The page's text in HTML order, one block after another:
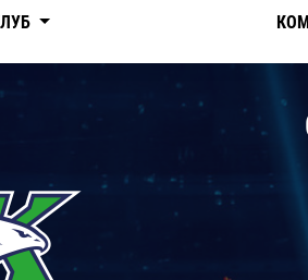
Мн
М
Ак Барс
Дивизион
Текстовые трансляции
Фотобанк